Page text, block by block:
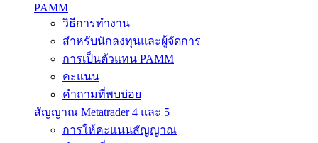
PAMM
วิธีการทำงาน
สำหรับนักลงทุนและผู้จัดการ
การเป็นตัวแทน PAMM
คะแนน
คำถามที่พบบ่อย
สัญญาณ Metatrader 4 และ 5
การให้คะแนนสัญญาณ